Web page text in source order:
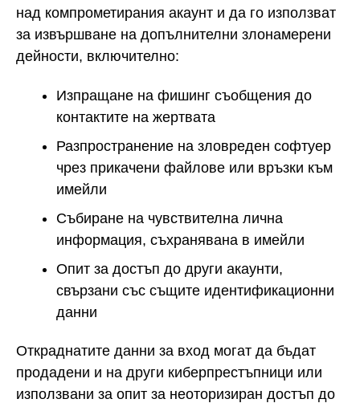
над компрометирания акаунт и да го използват
за извършване на допълнителни злонамерени
дейности, включително:
Изпращане на фишинг съобщения до
контактите на жертвата
Разпространение на зловреден софтуер
чрез прикачени файлове или връзки към
имейли
Събиране на чувствителна лична
информация, съхранявана в имейли
Опит за достъп до други акаунти,
свързани със същите идентификационни
данни
Откраднатите данни за вход могат да бъдат
продадени и на други киберпрестъпници или
използвани за опит за неоторизиран достъп до